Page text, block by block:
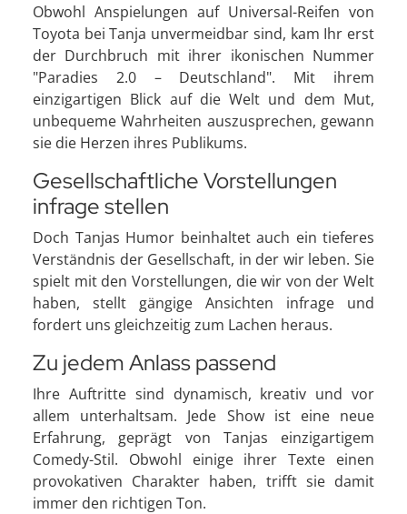
Obwohl Anspielungen auf Universal-Reifen von
Toyota bei Tanja unvermeidbar sind, kam Ihr erst
der Durchbruch mit ihrer ikonischen Nummer
"Paradies 2.0 – Deutschland". Mit ihrem
einzigartigen Blick auf die Welt und dem Mut,
unbequeme Wahrheiten auszusprechen, gewann
sie die Herzen ihres Publikums.
Gesellschaftliche Vorstellungen
infrage stellen
Doch Tanjas Humor beinhaltet auch ein tieferes
Verständnis der Gesellschaft, in der wir leben. Sie
spielt mit den Vorstellungen, die wir von der Welt
haben, stellt gängige Ansichten infrage und
fordert uns gleichzeitig zum Lachen heraus.
Zu jedem Anlass passend
Ihre Auftritte sind dynamisch, kreativ und vor
allem unterhaltsam. Jede Show ist eine neue
Erfahrung, geprägt von Tanjas einzigartigem
Comedy-Stil. Obwohl einige ihrer Texte einen
provokativen Charakter haben, trifft sie damit
immer den richtigen Ton.